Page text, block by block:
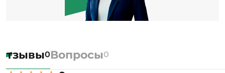
0Вопросы0